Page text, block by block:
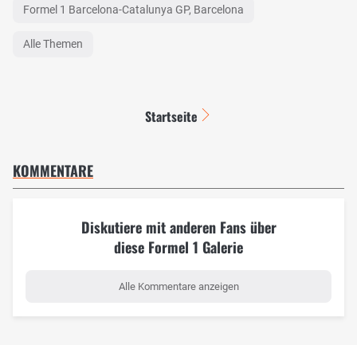
Formel 1 Barcelona-Catalunya GP, Barcelona
Alle Themen
Startseite
KOMMENTARE
Diskutiere mit anderen Fans über
diese Formel 1 Galerie
Alle Kommentare anzeigen